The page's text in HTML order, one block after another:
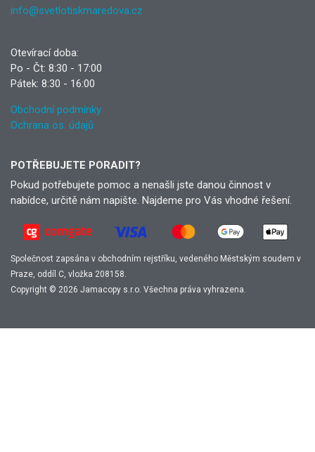
info@svetlotiskmaredova.cz
Otevírací doba:
Po - Čt: 8:30 - 17:00
Pátek: 8:30 - 16:00
Obchodní podmínky
Ochrana os. údajů
POTŘEBUJETE PORADIT?
Pokud potřebujete pomoc a nenašli jste danou činnost v
nabídce, určitě nám napište. Najdeme pro Vás vhodné řešení.
Společnost zapsána v obchodním rejstříku, vedeného Městským soudem v
Praze, oddíl C, vložka 208158.
Copyright © 2026 Jamacopy s.r.o. Všechna práva vyhrazena.